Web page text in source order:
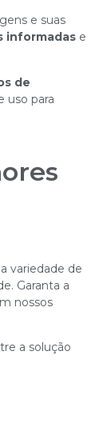
e suas
informadas e
de
uso para
variedade de
Garanta a
nossos
a solução